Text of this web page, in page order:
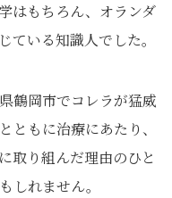
はもちろん、オランダ
ている知識人でした。
鶴岡市でコレラが猛威
ともに治療にあたり、
取り組んだ理由のひと
しれません。